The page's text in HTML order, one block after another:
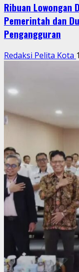
Ribuan Lowongan
Pemerintah dan
Pengangguran
Redaksi Pelita Kota